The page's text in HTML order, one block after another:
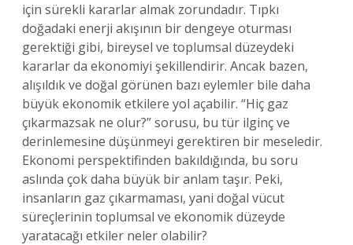
için sürekli kararlar almak zorundadır. Tıpkı
doğadaki enerji akışının bir dengeye oturması
gerektiği gibi, bireysel ve toplumsal düzeydeki
kararlar da ekonomiyi şekillendirir. Ancak bazen,
alışıldık ve doğal görünen bazı eylemler bile daha
büyük ekonomik etkilere yol açabilir. “Hiç gaz
çıkarmazsak ne olur?” sorusu, bu tür ilginç ve
derinlemesine düşünmeyi gerektiren bir meseledir.
Ekonomi perspektifinden bakıldığında, bu soru
aslında çok daha büyük bir anlam taşır. Peki,
insanların gaz çıkarmaması, yani doğal vücut
süreçlerinin toplumsal ve ekonomik düzeyde
yaratacağı etkiler neler olabilir?